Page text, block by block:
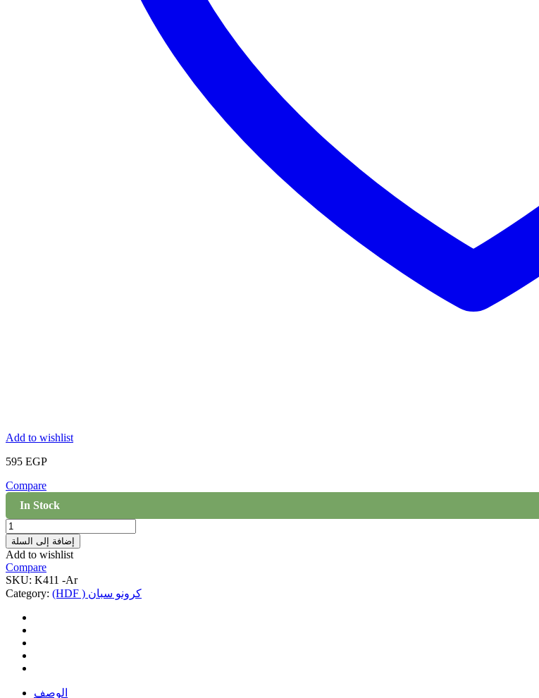
Add to wishlist
595 EGP
Compare
In Stock
HDF
Krono
Original
K411
Super
Natural
أرضيات
quantity
إضافة إلى السلة
Add to wishlist
Compare
SKU: K411 -Ar
Category:
(HDF ) كرونو سبان
الوصف